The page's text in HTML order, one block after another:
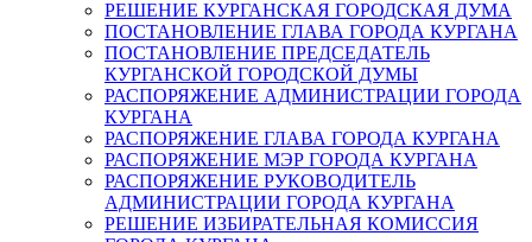
РЕШЕНИЕ КУРГАНСКАЯ ГОРОДСКАЯ ДУМА
ПОСТАНОВЛЕНИЕ ГЛАВА ГОРОДА КУРГАНА
ПОСТАНОВЛЕНИЕ ПРЕДСЕДАТЕЛЬ
КУРГАНСКОЙ ГОРОДСКОЙ ДУМЫ
РАСПОРЯЖЕНИЕ АДМИНИСТРАЦИИ ГОРОДА
КУРГАНА
РАСПОРЯЖЕНИЕ ГЛАВА ГОРОДА КУРГАНА
РАСПОРЯЖЕНИЕ МЭР ГОРОДА КУРГАНА
РАСПОРЯЖЕНИЕ РУКОВОДИТЕЛЬ
АДМИНИСТРАЦИИ ГОРОДА КУРГАНА
РЕШЕНИЕ ИЗБИРАТЕЛЬНАЯ КОМИССИЯ